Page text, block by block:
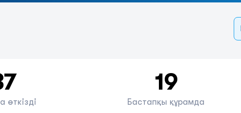
өткізді
19
Бастапқы құрамда